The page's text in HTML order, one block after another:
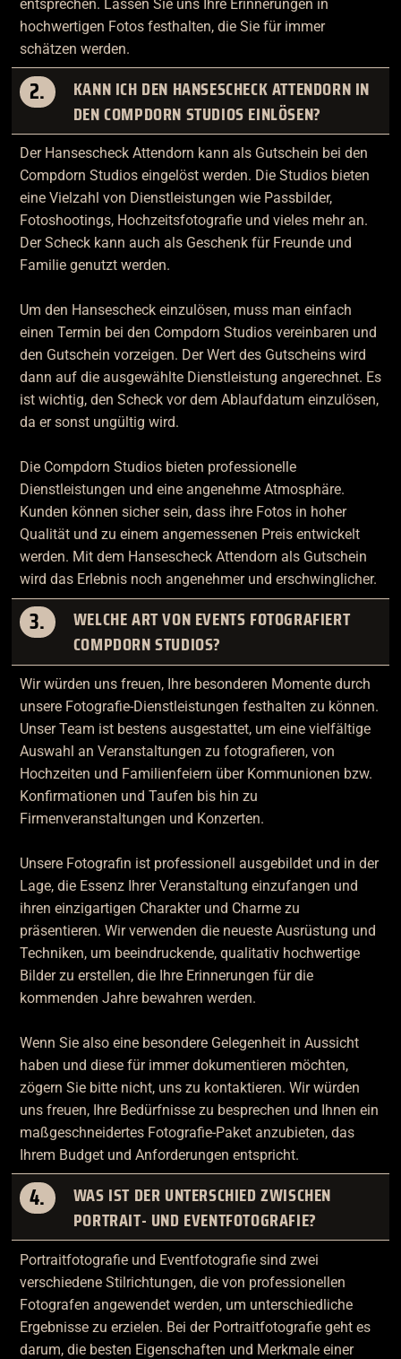
entsprechen. Lassen Sie uns Ihre Erinnerungen in
hochwertigen Fotos festhalten, die Sie für immer
schätzen werden.
2.
KANN ICH DEN HANSESCHECK ATTENDORN IN
DEN COMPDORN STUDIOS EINLÖSEN?
Der Hansescheck Attendorn kann als Gutschein bei den
Compdorn Studios eingelöst werden. Die Studios bieten
eine Vielzahl von Dienstleistungen wie Passbilder,
Fotoshootings, Hochzeitsfotografie und vieles mehr an.
Der Scheck kann auch als Geschenk für Freunde und
Familie genutzt werden.
Um den Hansescheck einzulösen, muss man einfach
einen Termin bei den Compdorn Studios vereinbaren und
den Gutschein vorzeigen. Der Wert des Gutscheins wird
dann auf die ausgewählte Dienstleistung angerechnet. Es
ist wichtig, den Scheck vor dem Ablaufdatum einzulösen,
da er sonst ungültig wird.
Die Compdorn Studios bieten professionelle
Dienstleistungen und eine angenehme Atmosphäre.
Kunden können sicher sein, dass ihre Fotos in hoher
Qualität und zu einem angemessenen Preis entwickelt
werden. Mit dem Hansescheck Attendorn als Gutschein
wird das Erlebnis noch angenehmer und erschwinglicher.
3.
WELCHE ART VON EVENTS FOTOGRAFIERT
COMPDORN STUDIOS?
Wir würden uns freuen, Ihre besonderen Momente durch
unsere Fotografie-Dienstleistungen festhalten zu können.
Unser Team ist bestens ausgestattet, um eine vielfältige
Auswahl an Veranstaltungen zu fotografieren, von
Hochzeiten und Familienfeiern über Kommunionen bzw.
Konfirmationen und Taufen bis hin zu
Firmenveranstaltungen und Konzerten.
Unsere Fotografin ist professionell ausgebildet und in der
Lage, die Essenz Ihrer Veranstaltung einzufangen und
ihren einzigartigen Charakter und Charme zu
präsentieren. Wir verwenden die neueste Ausrüstung und
Techniken, um beeindruckende, qualitativ hochwertige
Bilder zu erstellen, die Ihre Erinnerungen für die
kommenden Jahre bewahren werden.
Wenn Sie also eine besondere Gelegenheit in Aussicht
haben und diese für immer dokumentieren möchten,
zögern Sie bitte nicht, uns zu kontaktieren. Wir würden
uns freuen, Ihre Bedürfnisse zu besprechen und Ihnen ein
maßgeschneidertes Fotografie-Paket anzubieten, das
Ihrem Budget und Anforderungen entspricht.
4.
WAS IST DER UNTERSCHIED ZWISCHEN
PORTRAIT- UND EVENTFOTOGRAFIE?
Portraitfotografie und Eventfotografie sind zwei
verschiedene Stilrichtungen, die von professionellen
Fotografen angewendet werden, um unterschiedliche
Ergebnisse zu erzielen. Bei der Portraitfotografie geht es
darum, die besten Eigenschaften und Merkmale einer